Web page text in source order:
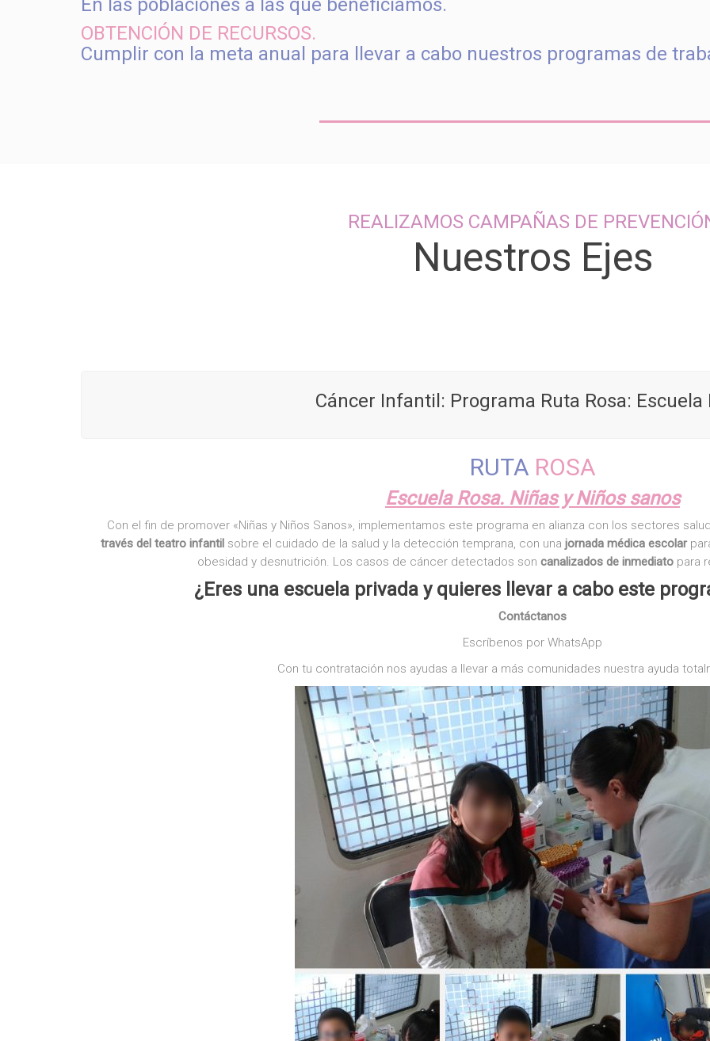
En las poblaciones a las que beneficiamos.
OBTENCIÓN DE RECURSOS.
Cumplir con la meta anual para llevar a cabo nuestros programas de
REALIZAMOS CAMPAÑAS DE
Nuestros Ejes
Cáncer Infantil: Programa Ruta Rosa: Escuela
RUTA ROSA
Escuela Rosa. Niñas y Niños sanos
Con el fin de promover «Niñas y Niños Sanos», implementamos este programa en alianza con los sectores
través del teatro infantilsobre el cuidado de la salud y la detección temprana, con una jornada médica escolar
obesidad y desnutrición. Los casos de cáncer detectados son canalizados de inmediatopara
¿Eres una escuela privada y quieres llevar a cabo este
Contáctanos
Escríbenos por WhatsApp
Con tu contratación nos ayudas a llevar a más comunidades nuestra ayuda